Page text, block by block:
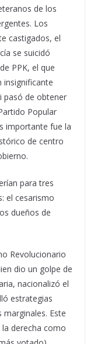
de los
Los
castigados, el
se suicidó
PPK, el que
insignificante
pasó de obtener
Popular
importante fue la
de centro
para tres
el cesarismo
dueños de
Revolucionario
dio un golpe de
nacionalizó el
estrategias
Este
derecha como